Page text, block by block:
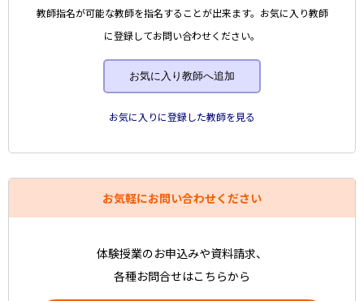
教師指名が可能な教師を指名することが出来ます。お気に入り教師
に登録してお問い合わせください。
お気に入り教師へ追加
お気に入りに登録した教師を見る
お気軽にお問い合わせください
体験授業のお申込みや資料請求、
各種お問合せはこちらから